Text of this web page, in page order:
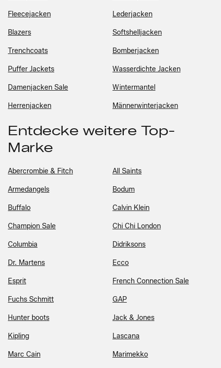
Fleecejacken Lederjacken
Blazers Softshelljacken
Trenchcoats Bomberjacken
Puffer Jackets Wasserdichte Jacken
Damenjacken Sale Wintermantel
Herrenjacken Männerwinterjacken
Entdecke weitere Top-
Marke
Abercrombie & Fitch All Saints
Armedangels Bodum
Buffalo Calvin Klein
Champion Sale Chi Chi London
Columbia Didriksons
Dr. Martens Ecco
Esprit French Connection Sale
Fuchs Schmitt GAP
Hunter boots Jack & Jones
Kipling Lascana
Marc Cain Marimekko